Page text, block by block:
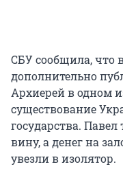
СБУ сообщила, что
дополнительно
Архиерей в одном
существование
государства.
вину, а денег на
увезли в изолятор.